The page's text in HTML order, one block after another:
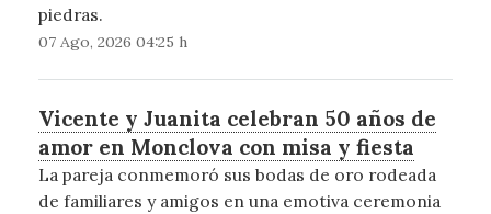
piedras.
07 Ago, 2026 04:25 h
Vicente y Juanita celebran 50 años de
amor en Monclova con misa y fiesta
La pareja conmemoró sus bodas de oro rodeada
de familiares y amigos en una emotiva ceremonia